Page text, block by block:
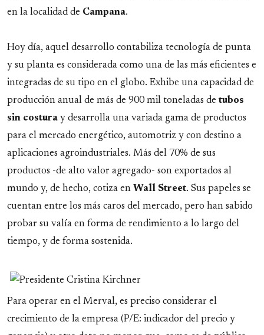
en la localidad de Campana.
Hoy día, aquel desarrollo contabiliza tecnología de punta
y su planta es considerada como una de las más eficientes e
integradas de su tipo en el globo. Exhibe una capacidad de
producción anual de más de 900 mil toneladas de tubos
sin costura y desarrolla una variada gama de productos
para el mercado energético, automotriz y con destino a
aplicaciones agroindustriales. Más del 70% de sus
productos -de alto valor agregado- son exportados al
mundo y, de hecho, cotiza en Wall Street. Sus papeles se
cuentan entre los más caros del mercado, pero han sabido
probar su valía en forma de rendimiento a lo largo del
tiempo, y de forma sostenida.
Para operar en el Merval, es preciso considerar el
crecimiento de la empresa (P/E: indicador del precio y